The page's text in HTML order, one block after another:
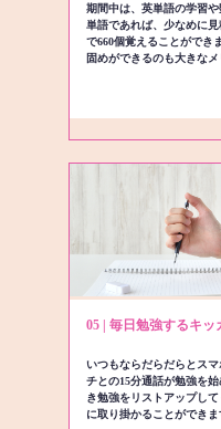
期間中は、英単語の学習
単語であれば、少なめに
で660個覚えることができ
固めができるのも大きなメ
05 | 毎日勉強するキッ
いつもならだらだらとス
チとの15分通話が勉強を
き勉強をリストアップし
に取り掛かることができま